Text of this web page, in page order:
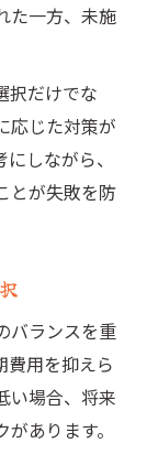
た一方、未施
択だけでな
応じた対策が
しながら、
とが失敗を防
バランスを重
費用を抑えら
い場合、将来
あります。